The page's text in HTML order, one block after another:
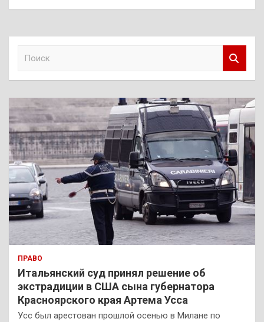
к
ПРАВО
Итальянский суд принял решение об
экстрадиции в США сына губернатора
Красноярского края Артема Усса
Усс был арестован прошлой осенью в Милане по